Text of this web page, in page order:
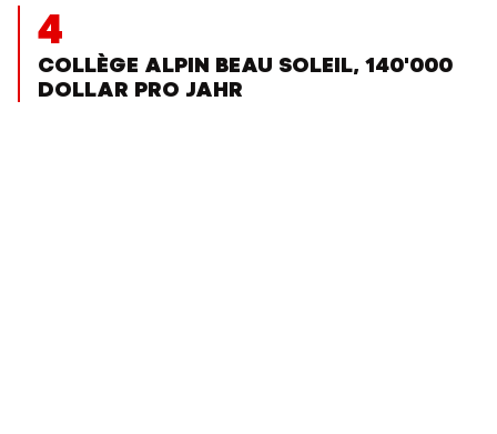
4
COLLÈGE ALPIN BEAU SOLEIL, 140'000
DOLLAR PRO JAHR